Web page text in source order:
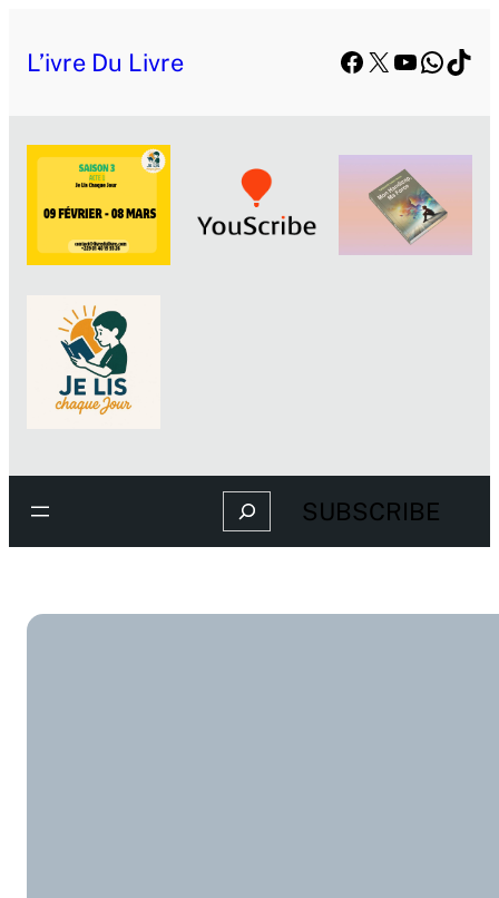
L’ivre Du Livre Facebook
X YouTube
Search SUBSCRIBE